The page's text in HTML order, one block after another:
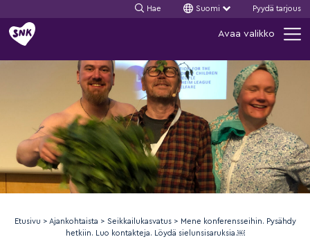
Siirry
sisältöön
Hae Suomi Pyydä tarjous
Avaa valikko
Etusivu > Ajankohtaista > Seikkailukasvatus> Mene konferensseihin. Pysähdy
hetkiin. Luo kontakteja. Löydä sielunsisaruksia.￼